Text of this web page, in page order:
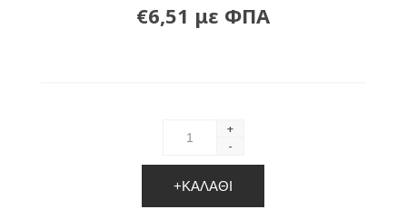
€6,51 με ΦΠΑ
+
-
+ΚΑΛΆΘΙ